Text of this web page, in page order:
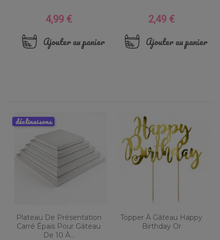
Prix
4,99 €
Ajouter au panier
Prix
2,49 €
Ajouter au panier
Plateau De Présentation
Carré Épais Pour Gâteau
De 10 À...
déclinaisons
Topper À Gâteau Happy
Birthday Or